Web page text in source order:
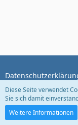
Diese Seite verwendet
Sie sich damit
Weitere Informationen